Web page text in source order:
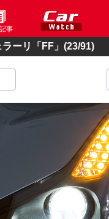
事
ーリ「FF」 (23/91)